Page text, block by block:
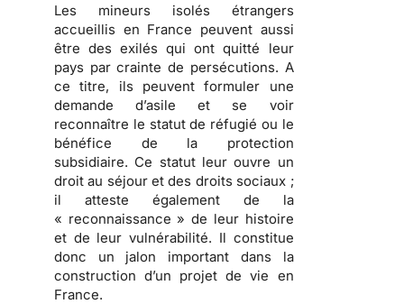
Les mineurs isolés étrangers
accueillis en France peuvent aussi
être des exilés qui ont quitté leur
pays par crainte de persécutions. A
ce titre, ils peuvent formuler une
demande d’asile et se voir
reconnaître le statut de réfugié ou le
bénéfice de la protection
subsidiaire. Ce statut leur ouvre un
droit au séjour et des droits sociaux ;
il atteste également de la
« reconnaissance » de leur histoire
et de leur vulnérabilité. Il constitue
donc un jalon important dans la
construction d’un projet de vie en
France.